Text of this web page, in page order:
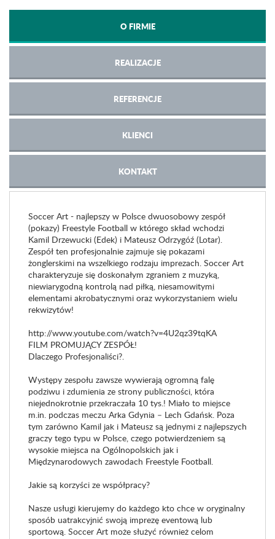
O FIRMIE
REALIZACJE
REFERENCJE
KLIENCI
KONTAKT
Soccer Art - najlepszy w Polsce dwuosobowy zespół
(pokazy) Freestyle Football w którego skład wchodzi
Kamil Drzewucki (Edek) i Mateusz Odrzygóź (Lotar).
Zespół ten profesjonalnie zajmuje się pokazami
żonglerskimi na wszelkiego rodzaju imprezach. Soccer Art
charakteryzuje się doskonałym zgraniem z muzyką,
niewiarygodną kontrolą nad piłką, niesamowitymi
elementami akrobatycznymi oraz wykorzystaniem wielu
rekwizytów!
http://www.youtube.com/watch?v=4U2qz39tqKA
FILM PROMUJĄCY ZESPÓŁ!
Dlaczego Profesjonaliści?.
Występy zespołu zawsze wywierają ogromną falę
podziwu i zdumienia ze strony publiczności, która
niejednokrotnie przekraczała 10 tys.! Miało to miejsce
m.in. podczas meczu Arka Gdynia – Lech Gdańsk. Poza
tym zarówno Kamil jak i Mateusz są jednymi z najlepszych
graczy tego typu w Polsce, czego potwierdzeniem są
wysokie miejsca na Ogólnopolskich jak i
Międzynarodowych zawodach Freestyle Football.
Jakie są korzyści ze współpracy?
Nasze usługi kierujemy do każdego kto chce w oryginalny
sposób uatrakcyjnić swoją imprezę eventową lub
sportową. Soccer Art może służyć również celom